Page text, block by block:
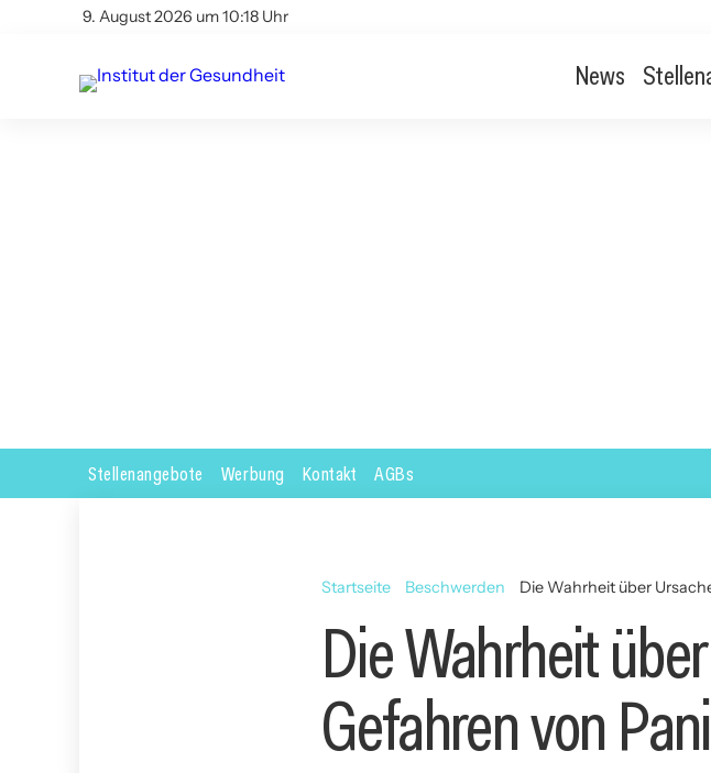
9. August 2026 um 10:18 Uhr
News
Stellenangebote Werbung Kontakt AGBs
Startseite Beschwerden Die Wahrheit über
Die Wahrheit
Gefahren von